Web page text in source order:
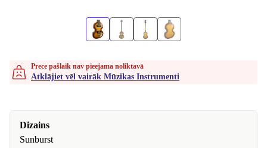
Prece pašlaik nav pieejama noliktavā
Atklājiet vēl vairāk Mūzikas Instrumenti
Dizains
Sunburst